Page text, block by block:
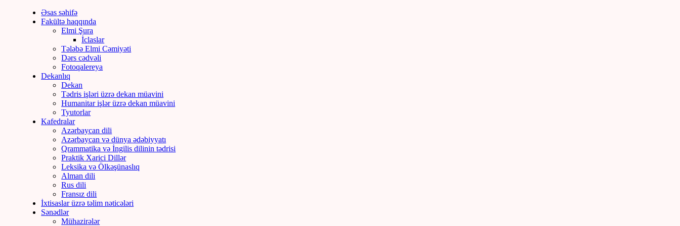
Əsas səhifə
Fakültə haqqında
Elmi Şura
İclaslar
Tələbə Elmi Cəmiyəti
Dərs cədvəli
Fotoqalereya
Dekanlıq
Dekan
Tədris işləri üzrə dekan müavini
Humanitar işlər üzrə dekan müavini
Tyutorlar
Kafedralar
Azərbaycan dili
Azərbaycan və dünya ədəbiyyatı
Qrammatika və İngilis dilinin tədrisi
Praktik Xarici Dillər
Leksika və Ölkəşünaslıq
Alman dili
Rus dili
Fransız dili
İxtisaslar üzrə təlim nəticələri
Sənədlər
Mühazirələr